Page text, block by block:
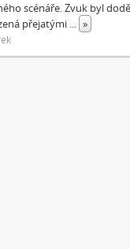
scénáře. Zvuk byl
přejatými ... »